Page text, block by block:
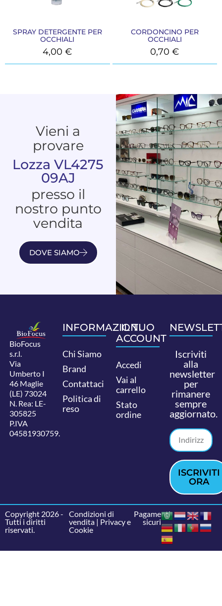
SPRAY DETERGENTE PER
OCCHIALI
4,00€
CORDONCINO PER
OCCHIALI
0,70€
Vieni a
provare
Lozza VL4275
09AJ
presso il
nostro punto
vendita
DOVE SIAMO
BioFocus
s.r.l.
Via
Umberto I
46 Maglie
(LE) 73024
N. Rea: LE-
305825
P.IVA
04581930759.
INFORMAZIONI
Chi Siamo
Brand
Contattaci
Politica di
reso
IL TUO
ACCOUNT
Accedi
Vai al
carrello
Stato
ordine
Iscriviti
alla
newsletter
per
rimanere
sempre
aggiornato.
ISCRIVITI
ORA
Copyright 2026 -
Tutti i diritti
riservati.
Condizioni di
vendita| Privacy e
Cookie
Pagamenti
sicuri